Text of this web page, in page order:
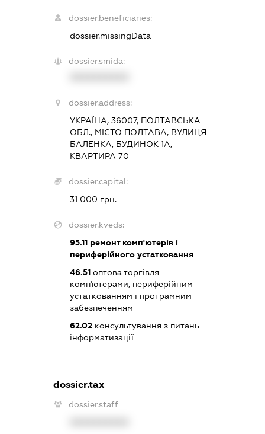
dossier.beneficiaries:
dossier.missingData
dossier.smida:
dossier.address:
УКРАЇНА, 36007, ПОЛТАВСЬКА
ОБЛ., МІСТО ПОЛТАВА, ВУЛИЦЯ
БАЛЕНКА, БУДИНОК 1А,
КВАРТИРА 70
dossier.capital:
31 000 грн.
dossier.kveds:
95.11ремонт комп'ютерів і
периферійного устатковання
46.51оптова торгівля
комп'ютерами, периферійним
устаткованням і програмним
забезпеченням
62.02консультування з питань
інформатизації
dossier.tax
dossier.staff